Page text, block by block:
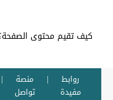
كيف تقيم محتوى
روابط
مفيدة
منصة
تواصل